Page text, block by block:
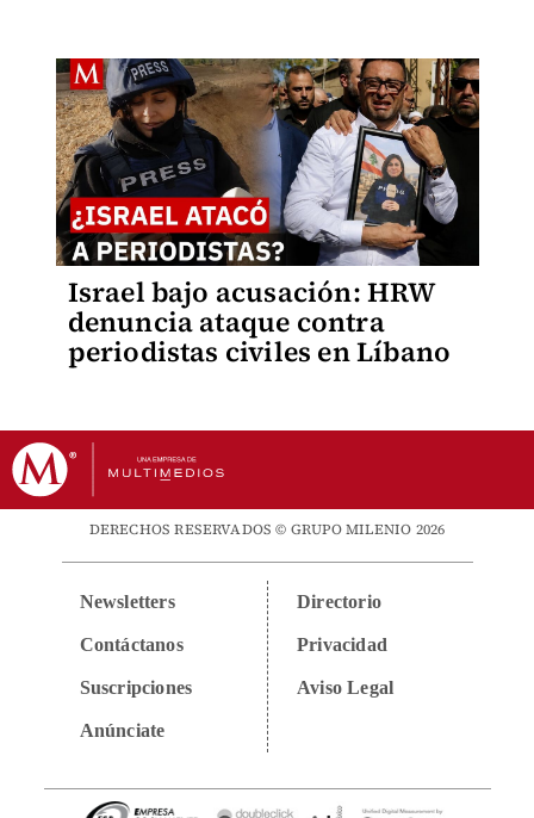
Israel bajo acusación: HRW
denuncia ataque contra
periodistas civiles en Líbano
DERECHOS RESERVADOS © GRUPO MILENIO 2026
Newsletters
Contáctanos
Suscripciones
Anúnciate
Directorio
Privacidad
Aviso Legal